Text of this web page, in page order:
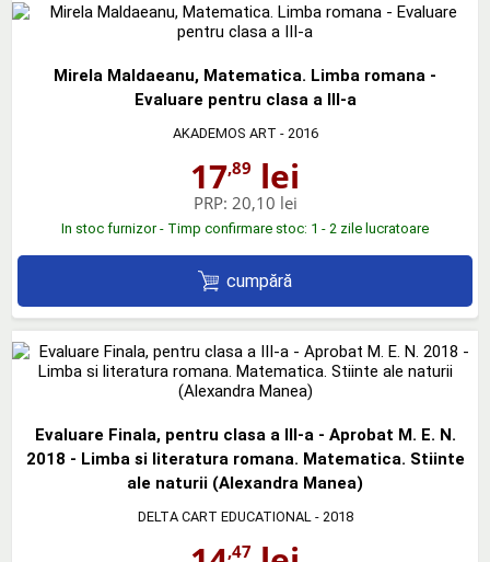
Mirela Maldaeanu, Matematica. Limba romana -
Evaluare pentru clasa a III-a
AKADEMOS ART - 2016
17,89 lei
PRP: 20,10 lei
In stoc furnizor - Timp confirmare stoc: 1 - 2 zile lucratoare
cumpără
Evaluare Finala, pentru clasa a III-a - Aprobat M. E. N.
2018 - Limba si literatura romana. Matematica. Stiinte
ale naturii (Alexandra Manea)
DELTA CART EDUCATIONAL- 2018
,47